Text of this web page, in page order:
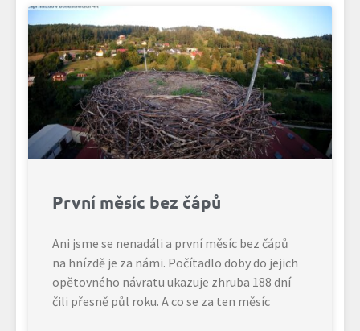
První měsíc bez čápů
Ani jsme se nenadáli a první měsíc bez čápů
na hnízdě je za námi. Počítadlo doby do jejich
opětovného návratu ukazuje zhruba 188 dní
čili přesně půl roku. A co se za ten měsíc